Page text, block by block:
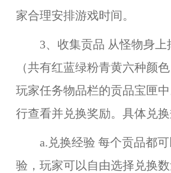
家合理安排游戏时间。
3、收集贡品 从怪物身上
（共有红蓝绿粉青黄六种颜
玩家任务物品栏的贡品宝匣
行查看并兑换奖励。具体兑
a.兑换经验 每个贡品都可
验，玩家可以自由选择兑换数